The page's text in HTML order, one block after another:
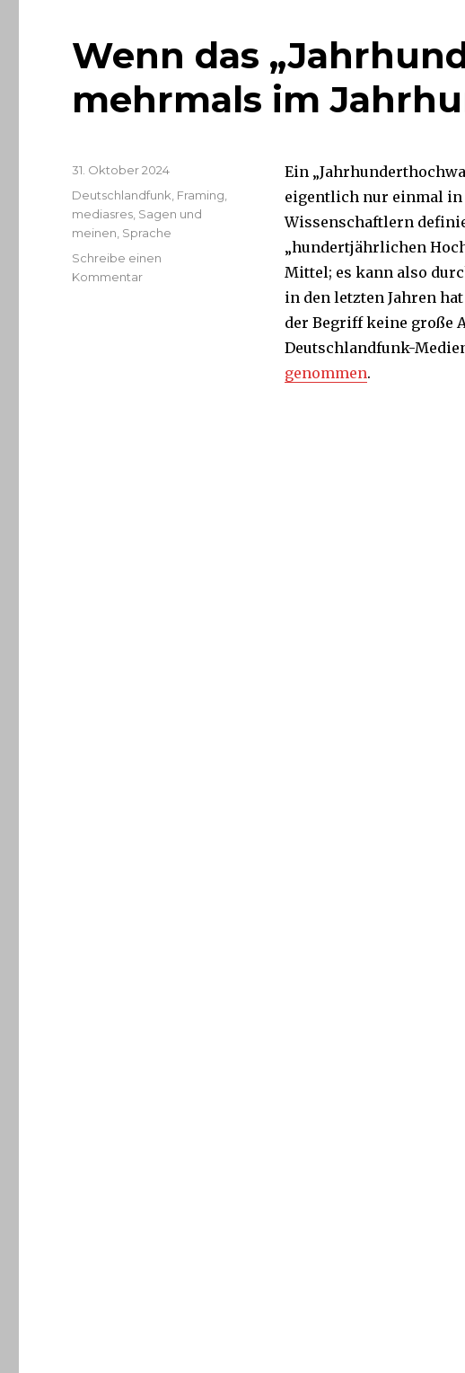
Wenn das
mehrmals im
Ein
eigentlich nur einmal in
Wissenschaftlern
„hundertjährlichen
Mittel; es kann also
in den letzten Jahren
der Begriff keine große
Deutschlandfunk-
genommen.
Veröffentlicht
31. Oktober 2024
Kategorien
Deutschlandfunk Framing
mediasres Sagen und
meinen Sprache
Schreibe einen
Kommentarzu
„Jahrhunderthochwasser“